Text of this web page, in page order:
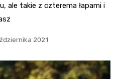
ale takie z czterema łapami i
2021